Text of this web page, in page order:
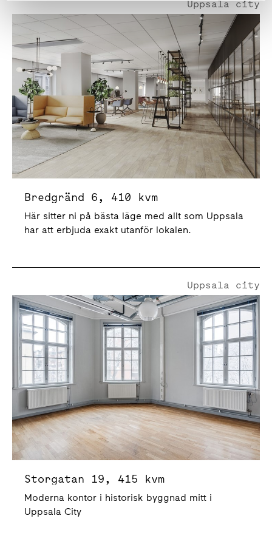
Bredgränd 6
Uppsala city
Bredgränd 6, 410 kvm
Här sitter ni på bästa läge med allt som Uppsala
har att erbjuda exakt utanför lokalen.
Storgatan 19
Uppsala city
Storgatan 19, 415 kvm
Moderna kontor i historisk byggnad mitt i
Uppsala City